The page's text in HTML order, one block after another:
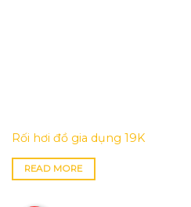
Rối hơi đồ gia dụng 19K
READ MORE